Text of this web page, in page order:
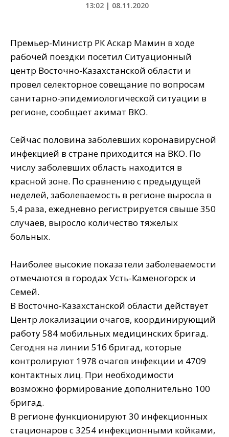
13:02 | 08.11.2020
Премьер-Министр РК Аскар Мамин в ходе
рабочей поездки посетил Ситуационный
центр Восточно-Казахстанской области и
провел селекторное совещание по вопросам
санитарно-эпидемиологической ситуации в
регионе, сообщает акимат ВКО.
Сейчас половина заболевших коронавирусной
инфекцией в стране приходится на ВКО. По
числу заболевших область находится в
красной зоне. По сравнению с предыдущей
неделей, заболеваемость в регионе выросла в
5,4 раза, ежедневно регистрируется свыше 350
случаев, выросло количество тяжелых
больных.
Наиболее высокие показатели заболеваемости
отмечаются в городах Усть-Каменогорск и
Семей.
В Восточно-Казахстанской области действует
Центр локализации очагов, координирующий
работу 584 мобильных медицинских бригад.
Сегодня на линии 516 бригад, которые
контролируют 1978 очагов инфекции и 4709
контактных лиц. При необходимости
возможно формирование дополнительно 100
бригад.
В регионе функционируют 30 инфекционных
стационаров с 3254 инфекционными койками,